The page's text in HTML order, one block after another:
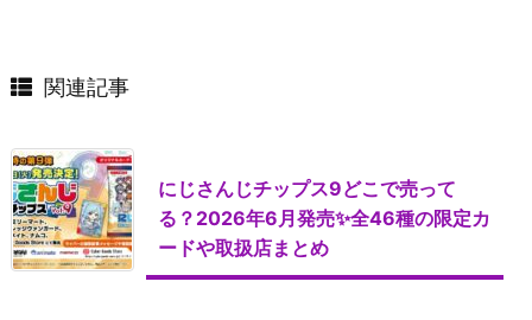
関連記事
にじさんじチップス9どこで売って
る？2026年6月発売✨全46種の限定カ
ードや取扱店まとめ